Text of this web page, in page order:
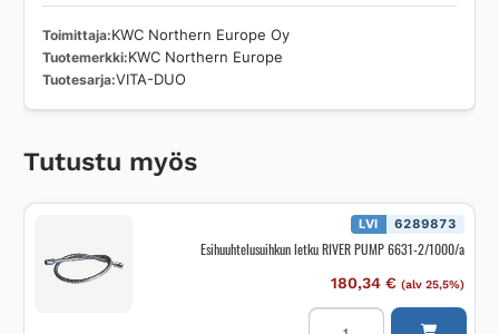
Toimittaja KWC Northern Europe Oy
Tuotemerkki KWC Northern Europe
Tuotesarja VITA-DUO
Tutustu myös
LVI 6289873
Esihuuhtelusuihkun letku RIVER PUMP 6631-2/1000/a
180,34 € (alv 25,5%)
Esihuuhtelusuihkun